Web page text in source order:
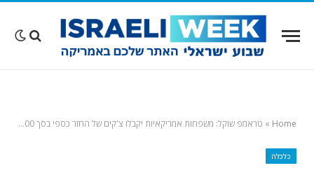
Home
» טראמפ שוקל: משפחות אמריקאיות יקבלו צ'קים של החזר כספי בסך 2,400 דולר מכספי המכסים
כלכלה